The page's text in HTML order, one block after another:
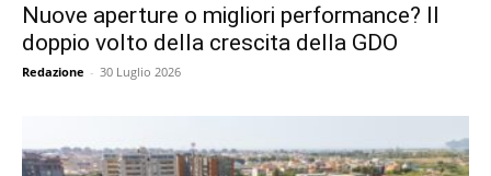
Nuove aperture o migliori performance? Il
doppio volto della crescita della GDO
Redazione - 30 Luglio 2026